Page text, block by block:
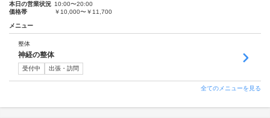
本日の営業状況 10:00〜20:00
価格帯
￥10,000〜￥11,700
メニュー
整体
神経の整体
受付中 出張・訪問
全てのメニューを見る